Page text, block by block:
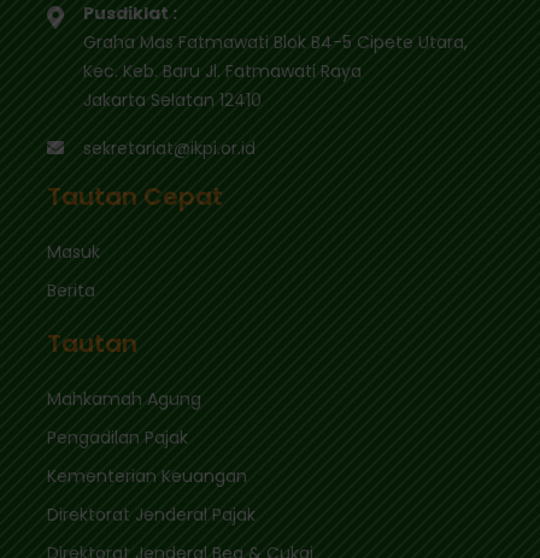
Pusdiklat :
Graha Mas Fatmawati Blok B4-5 Cipete Utara,
Kec. Keb. Baru Jl. Fatmawati Raya
Jakarta Selatan 12410
sekretariat@ikpi.or.id
Tautan Cepat
Masuk
Berita
Tautan
Mahkamah Agung
Pengadilan Pajak
Kementerian Keuangan
Direktorat Jenderal Pajak
Direktorat Jenderal Bea & Cukai